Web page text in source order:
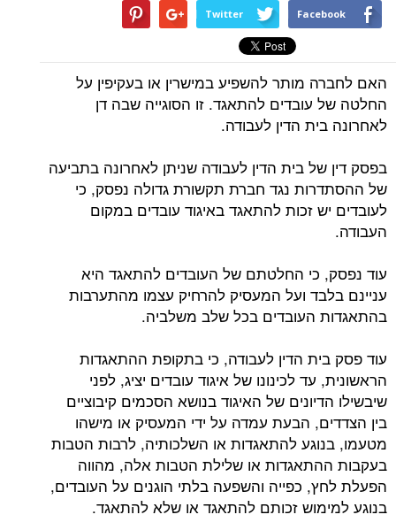
Facebook
Twitter
האם לחברה מותר להשפיע במישרין או בעקיפין על
החלטה של עובדים להתאגד. זו הסוגייה שבה דן
לאחרונה בית הדין לעבודה.
בפסק דין של בית הדין לעבודה שניתן לאחרונה בתביעה
של ההסתדרות נגד חברת תקשורת גדולה נפסק, כי
לעובדים יש זכות להתאגד באיגוד עובדים במקום
העבודה.
עוד נפסק, כי החלטתם של העובדים להתאגד היא
עניינם בלבד ועל המעסיק להרחיק עצמו מהתערבות
בהתאגדות העובדים בכל שלב משלביה.
עוד פסק בית הדין לעבודה, כי בתקופת ההתאגדות
הראשונית, עד לכינונו של איגוד עובדים יציג, לפני
שיבשילו הדיונים של האיגוד בנושא הסכמים קיבוציים
בין הצדדים, הבעת עמדה על ידי המעסיק או מישהו
מטעמו, בנוגע להתאגדות או השלכותיה, לרבות הטבות
בעקבות ההתאגדות או שלילת הטבות אלה, מהווה
הפעלת לחץ, כפייה והשפעה בלתי הוגנים על העובדים,
בנוגע למימוש זכותם להתאגד או שלא להתאגד.